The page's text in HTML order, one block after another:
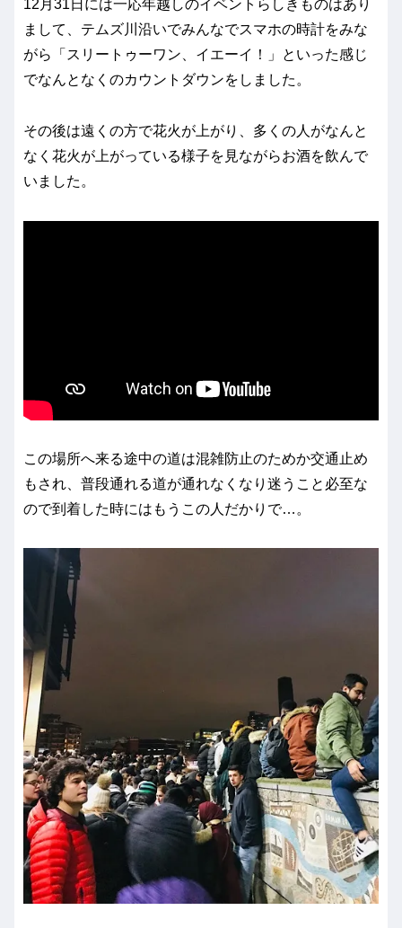
12月31日には一応年越しのイベントらしきものはあり
まして、テムズ川沿いでみんなでスマホの時計をみな
がら「スリートゥーワン、イエーイ！」といった感じ
でなんとなくのカウントダウンをしました。
その後は遠くの方で花火が上がり、多くの人がなんと
なく花火が上がっている様子を見ながらお酒を飲んで
いました。
この場所へ来る途中の道は混雑防止のためか交通止め
もされ、普段通れる道が通れなくなり迷うこと必至な
ので到着した時にはもうこの人だかりで…。